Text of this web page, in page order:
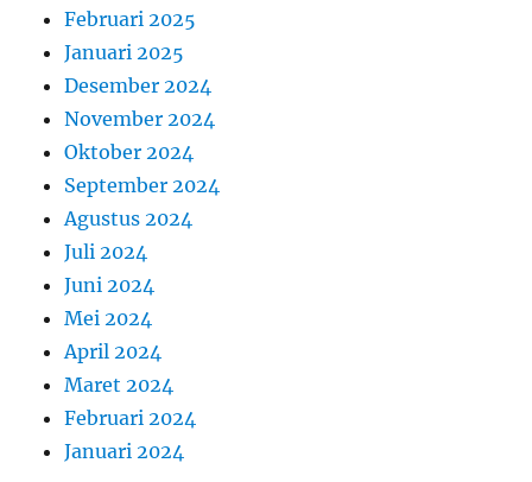
Februari 2025
Januari 2025
Desember 2024
November 2024
Oktober 2024
September 2024
Agustus 2024
Juli 2024
Juni 2024
Mei 2024
April 2024
Maret 2024
Februari 2024
Januari 2024